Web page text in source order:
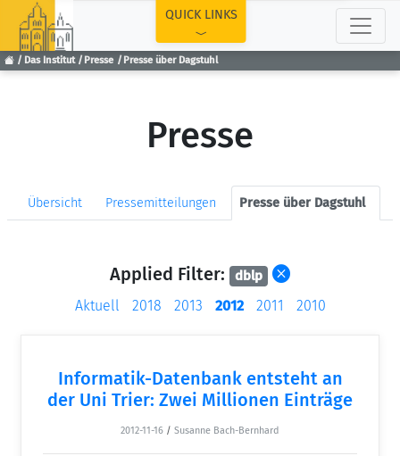
Das Institut Presse Presse über Dagstuhl
QUICK LINKS
Presse
Übersicht Pressemitteilungen Presse über Dagstuhl
Applied Filter: dblp
Aktuell 2018 2013 2012 2011 2010
Informatik-Datenbank entsteht an
der Uni Trier: Zwei Millionen Einträge
2012-11-16 / Susanne Bach-Bernhard